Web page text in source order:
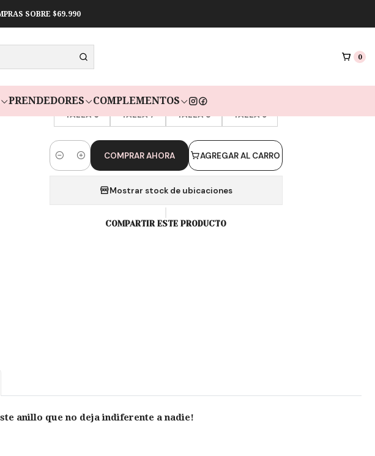
0
PRENDEDORES COMPLEMENTOS
SOBRE $69.990
KYLIE DUO GOLD
Paga en 3 cuotas de $15.633 sin interés con Mercado pago🔥
TALLA [AMERICANA]
TALLA 6 TALLA 7 TALLA 8 TALLA 9
Cantidad
AGREGAR AL CARRO
COMPRAR AHORA
Mostrar stock de ubicaciones
COMPARTIR ESTE PRODUCTO
anillo que no deja indiferente a nadie!